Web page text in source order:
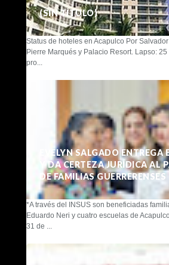
(SIN TÍTULO)
Status de hoteles en Acapulco Por
Pierre Marqués y Palacio Resort. Lapso:
pro...
EVELYN SALGADO ENTREGA
Y DA CERTEZA JURÍDICA AL
DE FAMILIAS GUERRERENSES
*A través del INSUS son beneficiadas
Eduardo Neri y cuatro escuelas de
31 de ...